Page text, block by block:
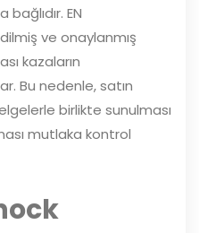
EN
ve onaylanmış
kazaların
Bu nedenle, satın
birlikte sunulması
mutlaka kontrol